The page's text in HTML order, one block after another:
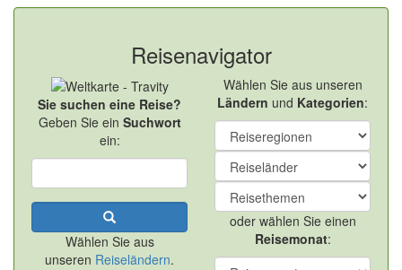
Reisenavigator
Sie suchen eine Reise?
Geben Sie ein Suchwort
ein:
Wählen Sie aus
unseren Reiseländern.
Wählen Sie aus unseren
Ländern und Kategorien:
oder wählen Sie einen
Reisemonat: